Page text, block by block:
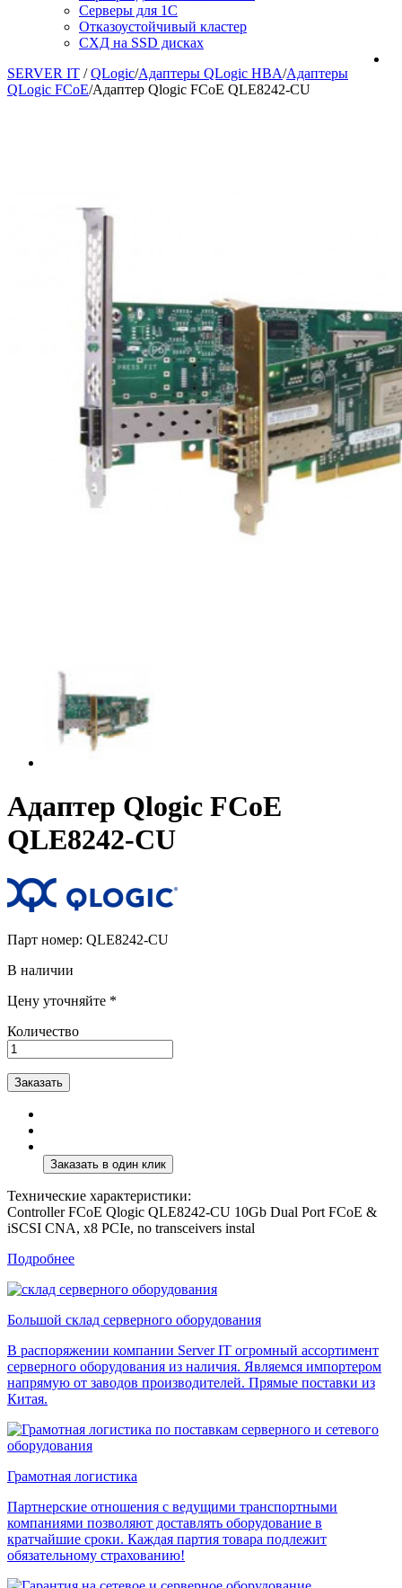
Серверы для 1С
Отказоустойчивый кластер
СХД на SSD дисках
SERVER IT / QLogic/Адаптеры QLogic HBA/Адаптеры
QLogic FCoE/Адаптер Qlogic FCoE QLE8242-CU
Адаптер Qlogic FCoE
QLE8242-CU
Парт номер: QLE8242-CU
В наличии
Цену уточняйте *
Количество
Заказать
Технические характеристики:
Controller FCoE Qlogic QLE8242-CU 10Gb Dual Port FCoE &
iSCSI CNA, x8 PCIe, no transceivers instal
Подробнее
Большой склад серверного оборудования
В распоряжении компании Server IT огромный ассортимент
серверного оборудования из наличия. Являемся импортером
напрямую от заводов производителей. Прямые поставки из
Китая.
Грамотная логистика
Партнерские отношения с ведущими транспортными
компаниями позволяют доставлять оборудование в
кратчайшие сроки. Каждая партия товара подлежит
обязательному страхованию!